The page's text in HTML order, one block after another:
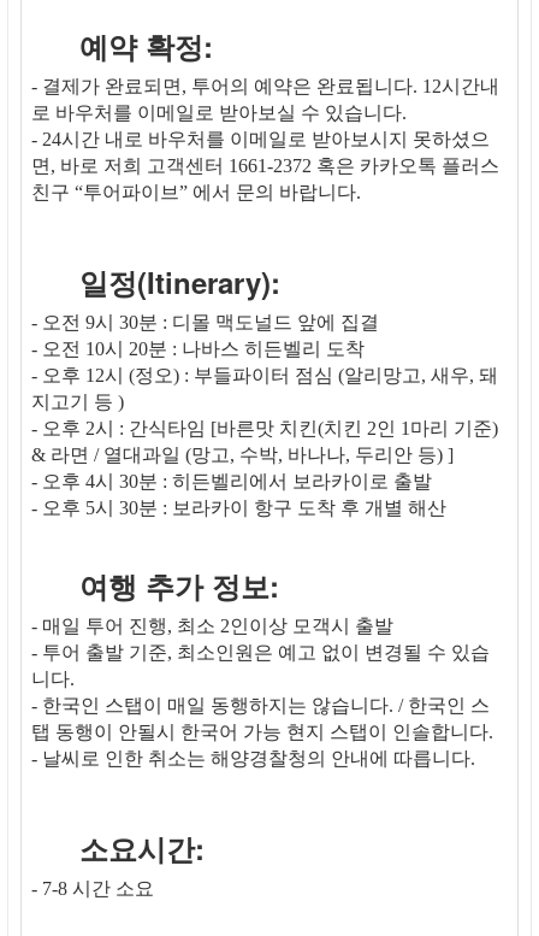
예약 확정:
- 결제가 완료되면, 투어의 예약은 완료됩니다. 12시간내
로 바우처를 이메일로 받아보실 수 있습니다.
- 24시간 내로 바우처를 이메일로 받아보시지 못하셨으
면, 바로 저희 고객센터 1661-2372 혹은 카카오톡 플러스
친구 “투어파이브” 에서 문의 바랍니다.
일정(Itinerary):
- 오전 9시 30분 : 디몰 맥도널드 앞에 집결
- 오전 10시 20분 : 나바스 히든벨리 도착
- 오후 12시 (정오) : 부들파이터 점심 (알리망고, 새우, 돼
지고기 등 )
- 오후 2시 : 간식타임 [바른맛 치킨(치킨 2인 1마리 기준)
& 라면 / 열대과일 (망고, 수박, 바나나, 두리안 등) ]
- 오후 4시 30분 : 히든벨리에서 보라카이로 출발
- 오후 5시 30분 : 보라카이 항구 도착 후 개별 해산
여행 추가 정보:
- 매일 투어 진행, 최소 2인이상 모객시 출발
- 투어 출발 기준, 최소인원은 예고 없이 변경될 수 있습
니다.
- 한국인 스탭이 매일 동행하지는 않습니다. / 한국인 스
탭 동행이 안될시 한국어 가능 현지 스탭이 인솔합니다.
- 날씨로 인한 취소는 해양경찰청의 안내에 따릅니다.
소요시간:
- 7-8 시간 소요